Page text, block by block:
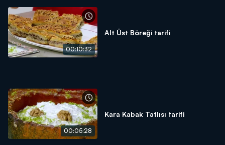
00:10:32
Alt Üst Böreği tarifi
00:05:28
Kara Kabak Tatlısı tarifi